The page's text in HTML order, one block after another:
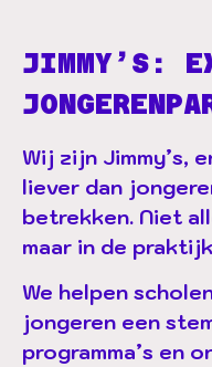
JIMMY’S:
Wij zijn Jimmy’s,
liever dan
betrekken. Niet
maar in de
We helpen
jongeren een
programma’s en